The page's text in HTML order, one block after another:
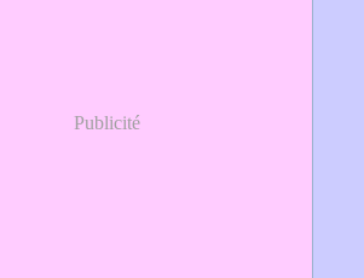
Publicité